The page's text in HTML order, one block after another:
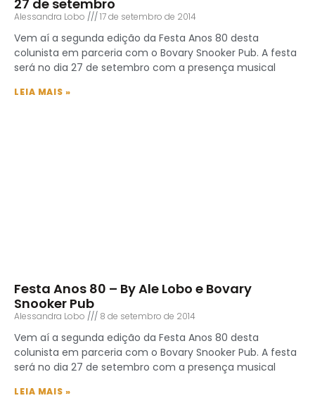
27 de setembro
Alessandra Lobo 17 de setembro de 2014
Vem aí a segunda edição da Festa Anos 80 desta
colunista em parceria com o Bovary Snooker Pub. A festa
será no dia 27 de setembro com a presença musical
LEIA MAIS »
Festa Anos 80 – By Ale Lobo e Bovary
Snooker Pub
Alessandra Lobo 8 de setembro de 2014
Vem aí a segunda edição da Festa Anos 80 desta
colunista em parceria com o Bovary Snooker Pub. A festa
será no dia 27 de setembro com a presença musical
LEIA MAIS »